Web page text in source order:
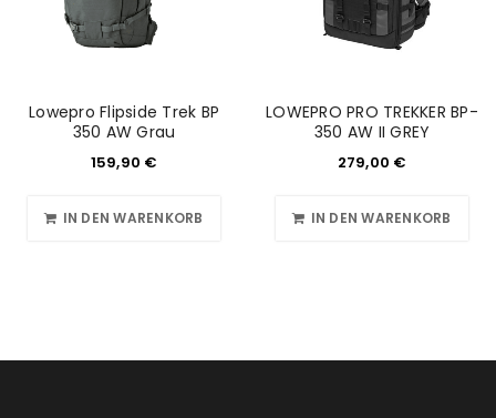
Lowepro Flipside Trek BP
350 AW Grau
159,90 €
IN DEN WARENKORB
LOWEPRO PRO TREKKER BP-
350 AW II GREY
279,00 €
IN DEN WARENKORB